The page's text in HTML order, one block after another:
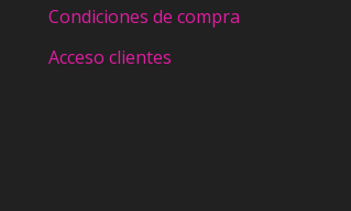
Condiciones de compra
Acceso clientes